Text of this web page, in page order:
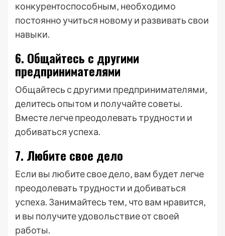
конкурентоспособным‚ необходимо
постоянно учиться новому и развивать свои
навыки.
6. Общайтесь с другими
предпринимателями
Общайтесь с другими предпринимателями‚
делитесь опытом и получайте советы.
Вместе легче преодолевать трудности и
добиваться успеха.
7. Любите свое дело
Если вы любите свое дело‚ вам будет легче
преодолевать трудности и добиваться
успеха. Занимайтесь тем‚ что вам нравится‚
и вы получите удовольствие от своей
работы.